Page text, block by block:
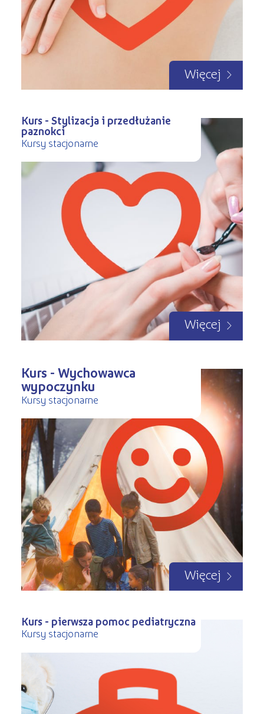
Więcej
Kurs - Stylizacja i przedłużanie
paznokci
Kursy stacjonarne
Więcej
Kurs - Wychowawca
wypoczynku
Kursy stacjonarne
Więcej
Kurs - pierwsza pomoc pediatryczna
Kursy stacjonarne